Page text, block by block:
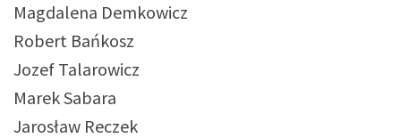
Magdalena Demkowicz
Robert Bańkosz
Jozef Talarowicz
Marek Sabara
Jarosław Reczek